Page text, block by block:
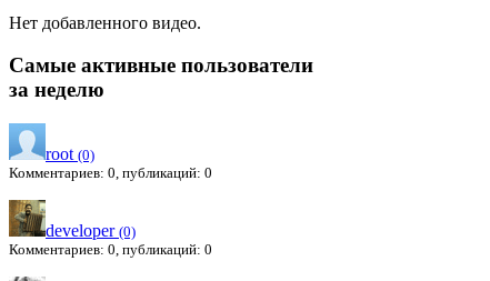
Нет добавленного видео.
Самые активные пользователи
за неделю
root (0)
Комментариев: 0, публикаций: 0
developer (0)
Комментариев: 0, публикаций: 0